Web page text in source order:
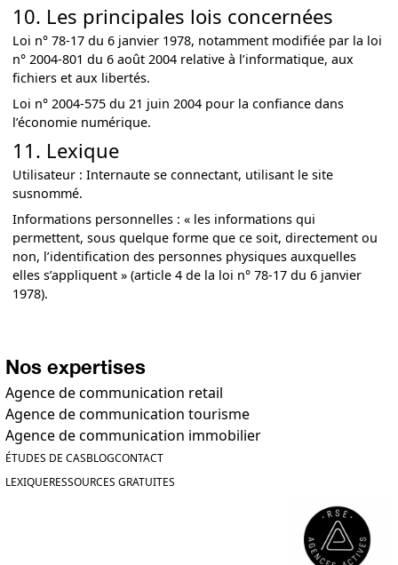
10. Les principales lois concernées
Loi n° 78-17 du 6 janvier 1978, notamment modifiée par la loi
n° 2004-801 du 6 août 2004 relative à l’informatique, aux
fichiers et aux libertés.
Loi n° 2004-575 du 21 juin 2004 pour la confiance dans
l’économie numérique.
11. Lexique
Utilisateur : Internaute se connectant, utilisant le site
susnommé.
Informations personnelles : « les informations qui
permettent, sous quelque forme que ce soit, directement ou
non, l’identification des personnes physiques auxquelles
elles s’appliquent » (article 4 de la loi n° 78-17 du 6 janvier
1978).
Nos expertises
Agence de communication retail
Agence de communication tourisme
Agence de communication immobilier
ÉTUDES DE CASBLOGCONTACT
LEXIQUERESSOURCES GRATUITES